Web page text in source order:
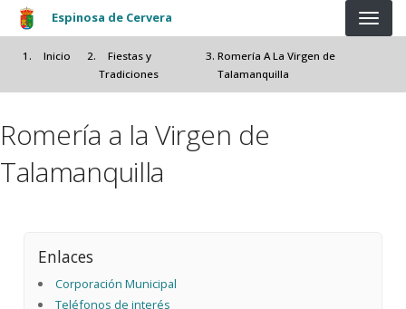
Pasar al contenido principal
Espinosa de Cervera
Inicio
Fiestas y
Tradiciones
Romería A La Virgen de
Talamanquilla
Romería a la Virgen de
Talamanquilla
Enlaces
Corporación Municipal
Teléfonos de interés